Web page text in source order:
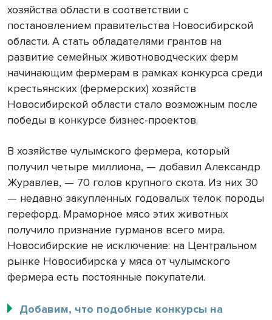
хозяйства области в соответствии с
постановлением правительства Новосибирской
области. А стать обладателями грантов на
развитие семейных животноводческих ферм
начинающим фермерам в рамках конкурса среди
крестьянских (фермерских) хозяйств
Новосибирской области стало возможным после
победы в конкурсе бизнес-проектов.
В хозяйстве чулымского фермера, который
получил четыре миллиона, — добавил Александр
Журавлев, — 70 голов крупного скота. Из них 30
— недавно закупленных годовалых телок породы
герефорд. Мраморное мясо этих животных
получило признание гурманов всего мира.
Новосибирские не исключение: на Центральном
рынке Новосибирска у мяса от чулымского
фермера есть постоянные покупатели.
Добавим, что подобные конкурсы на